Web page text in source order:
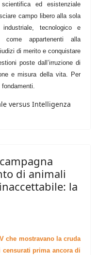
ed esistenziale
campo libero alla sola
tecnologico e
come appartenenti alla
di merito e conquistare
poste dall’irruzione di
e misura della vita. Per
versus Intelligenza
di animali
la
che mostravano la cruda
prima ancora di